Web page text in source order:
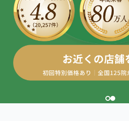
骨盤の傾き・歪み
坐骨神経痛
ぎっくり腰
寝違え
関東
池袋エリア（3院）
新宿エリア（3院）
高田馬場エリア（2院）
研究・論文
医師・専門家からの推薦
メディア・実績
OUR CONCEPT
とらわれない